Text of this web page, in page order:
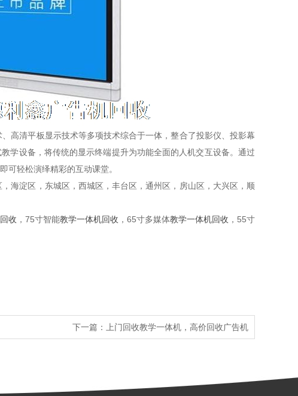
高清平板显示技术等多项技术综合于一体，整合了投影仪、投影幕
学设备，将传统的显示终端提升为功能全面的人机交互设备。通过
可轻松演绎精彩的互动课堂。
海淀区，东城区，西城区，丰台区，通州区，房山区，大兴区，顺
收 ，75寸智能教学一体机回收 ，65寸多媒体教学一体机回收 ，55寸
下一篇： 上门回收教学一体机，高价回收广告机